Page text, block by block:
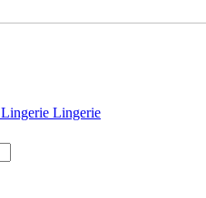
Lingerie Lingerie